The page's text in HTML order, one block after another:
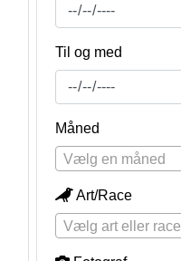
Til og med
Måned
Vælg en måned
Art/Race
Vælg art eller race